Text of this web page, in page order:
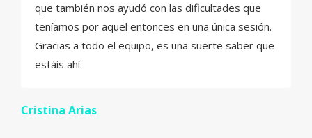
que también nos ayudó con las dificultades que
teníamos por aquel entonces en una única sesión.
Gracias a todo el equipo, es una suerte saber que
estáis ahí.
Cristina Arias